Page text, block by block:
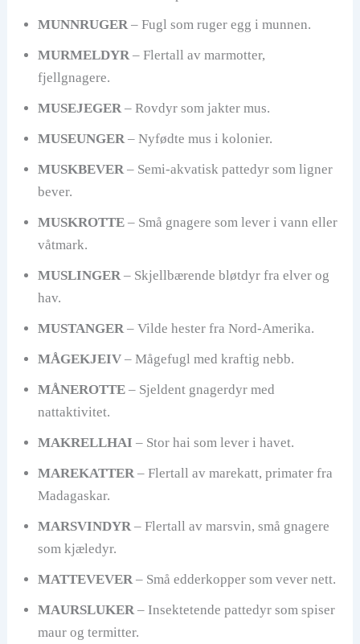
MUNNRUGER– Fugl som ruger egg i munnen.
MURMELDYR– Flertall av marmotter,
fjellgnagere.
MUSEJEGER– Rovdyr som jakter mus.
MUSEUNGER– Nyfødte mus i kolonier.
MUSKBEVER– Semi-akvatisk pattedyr som ligner
bever.
MUSKROTTE– Små gnagere som lever i vann eller
våtmark.
MUSLINGER– Skjellbærende bløtdyr fra elver og
hav.
MUSTANGER– Vilde hester fra Nord-Amerika.
MÅGEKJEIV– Mågefugl med kraftig nebb.
MÅNEROTTE– Sjeldent gnagerdyr med
nattaktivitet.
MAKRELLHAI – Stor hai som lever i havet.
MAREKATTER– Flertall av marekatt, primater fra
Madagaskar.
MARSVINDYR– Flertall av marsvin, små gnagere
som kjæledyr.
MATTEVEVER– Små edderkopper som vever nett.
MAURSLUKER– Insektetende pattedyr som spiser
maur og termitter.